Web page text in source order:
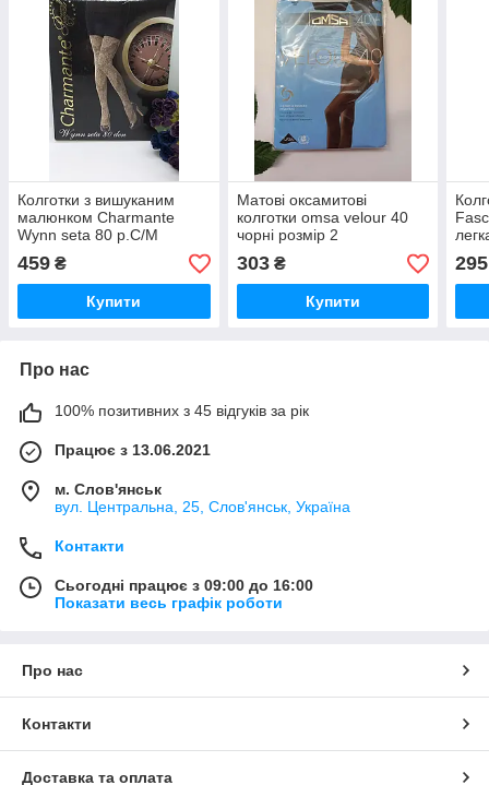
Колготки з вишуканим
малюнком Charmante
Wynn seta 80 р.С/М
шарманте
459 ₴
Купити
Матові оксамитові
колготки omsa velour 40
чорні розмір 2
303₴
Купити
295
Про нас
100% позитивних з 45 відгуків за рік
Працює з 13.06.2021
м. Слов'янськ
вул. Центральна, 25, Слов'янськ, Україна
Контакти
Сьогодні працює з 09:00 до 16:00
Показати весь графік роботи
Про нас
Контакти
Доставка та оплата